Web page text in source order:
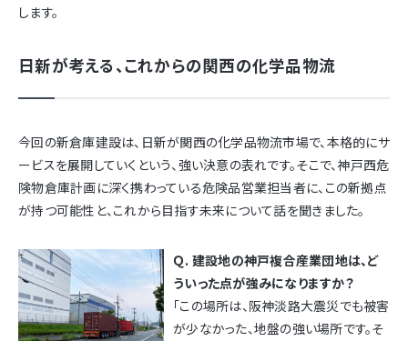
します。
日新が考える、これからの関西の化学品物流
今回の新倉庫建設は、日新が関西の化学品物流市場で、本格的にサ
ービスを展開していくという、強い決意の表れです。そこで、神戸西危
険物倉庫計画に深く携わっている危険品営業担当者に、この新拠点
が持つ可能性と、これから目指す未来について話を聞きました。
Ｑ. 建設地の神戸複合産業団地は、ど
ういった点が強みになりますか？
「この場所は、阪神淡路大震災でも被害
が少なかった、地盤の強い場所です。そ